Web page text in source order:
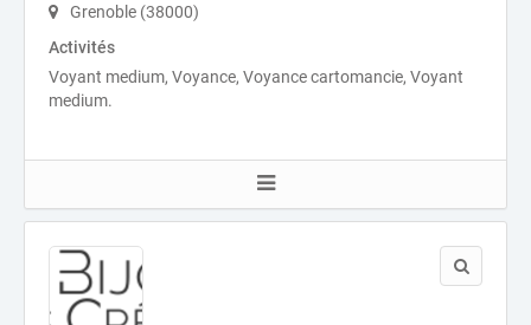
Grenoble (38000)
Activités
Voyant medium, Voyance, Voyance cartomancie, Voyant
medium.